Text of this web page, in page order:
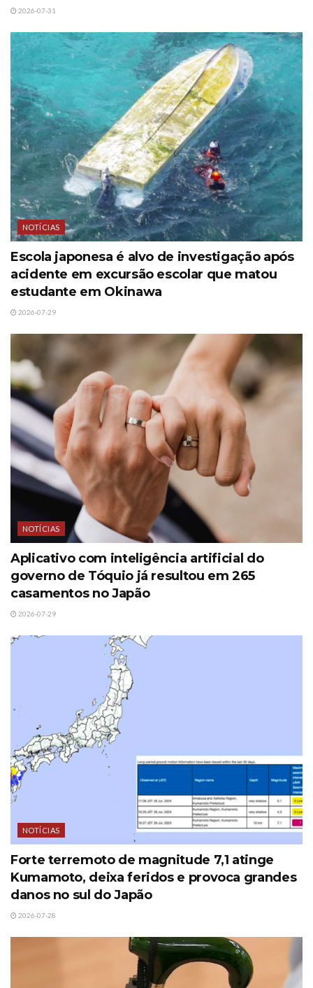
2026-07-31
NOTÍCIAS
Escola japonesa é alvo de investigação após
acidente em excursão escolar que matou
estudante em Okinawa
2026-07-29
NOTÍCIAS
Aplicativo com inteligência artificial do
governo de Tóquio já resultou em 265
casamentos no Japão
2026-07-29
NOTÍCIAS
Forte terremoto de magnitude 7,1 atinge
Kumamoto, deixa feridos e provoca grandes
danos no sul do Japão
2026-07-28